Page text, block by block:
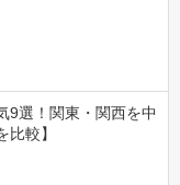
9選！関東・関西を中
較】